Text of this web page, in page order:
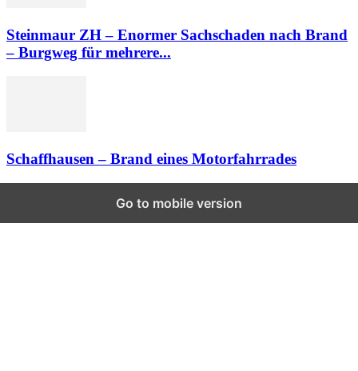
Steinmaur ZH – Enormer Sachschaden nach Brand
– Burgweg für mehrere...
Schaffhausen – Brand eines Motorfahrrades
Go to mobile version